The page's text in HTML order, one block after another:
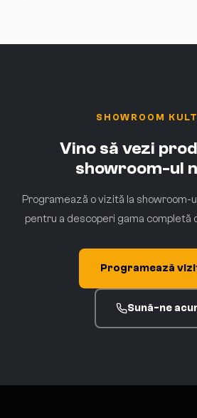
SHOWROOM
Vino să vezi
showroom-ul
Programează o vizită la showroom-
pentru a descoperi gama completă
Programează
Sună-ne